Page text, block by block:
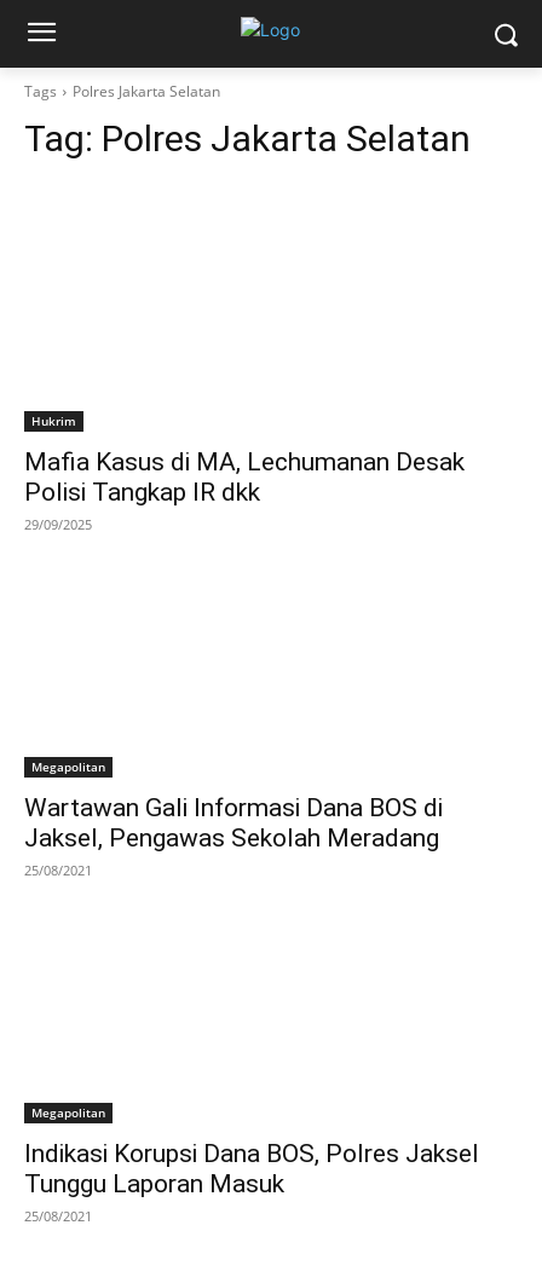
Tags Polres Jakarta Selatan
Tag: Polres Jakarta Selatan
Hukrim
Mafia Kasus di MA, Lechumanan Desak
Polisi Tangkap IR dkk
29/09/2025
Megapolitan
Wartawan Gali Informasi Dana BOS di
Jaksel, Pengawas Sekolah Meradang
25/08/2021
Megapolitan
Indikasi Korupsi Dana BOS, Polres Jaksel
Tunggu Laporan Masuk
25/08/2021